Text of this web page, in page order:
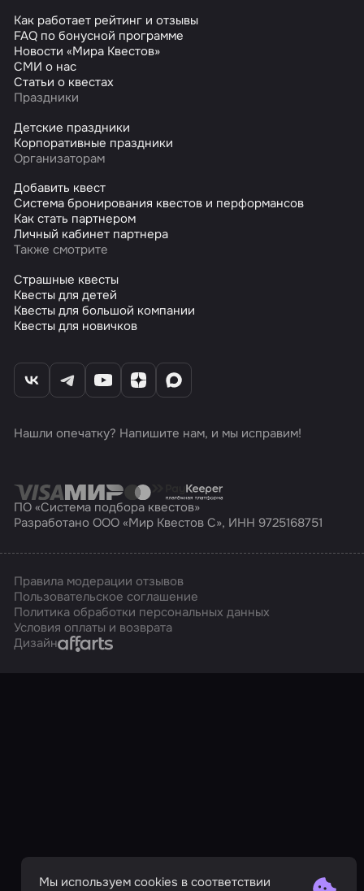
Как работает рейтинг и отзывы
FAQ по бонусной программе
Новости «Мира Квестов»
СМИ о нас
Статьи о квестах
Праздники
Детские праздники
Корпоративные праздники
Организаторам
Добавить квест
Система бронирования квестов и перформансов
Как стать партнером
Личный кабинет партнера
Также смотрите
Страшные квесты
Квесты для детей
Квесты для большой компании
Квесты для новичков
Нашли опечатку? Напишите нам, и мы исправим!
ПО «Система подбора квестов»
Разработано ООО «Мир Квестов С», ИНН 9725168751
Правила модерации отзывов
Пользовательское соглашение
Политика обработки персональных данных
Условия оплаты и возврата
ДизайнAffarts
Мы используем cookies в соответствии